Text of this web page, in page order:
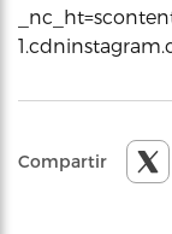
Compartir